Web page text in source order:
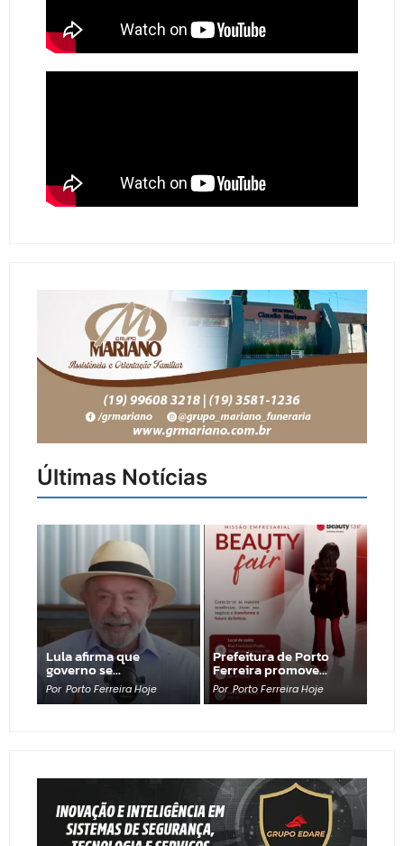
Últimas Notícias
Lula afirma que
governo se…
Por Porto Ferreira Hoje
Prefeitura de Porto
Ferreira promove…
Por Porto Ferreira Hoje